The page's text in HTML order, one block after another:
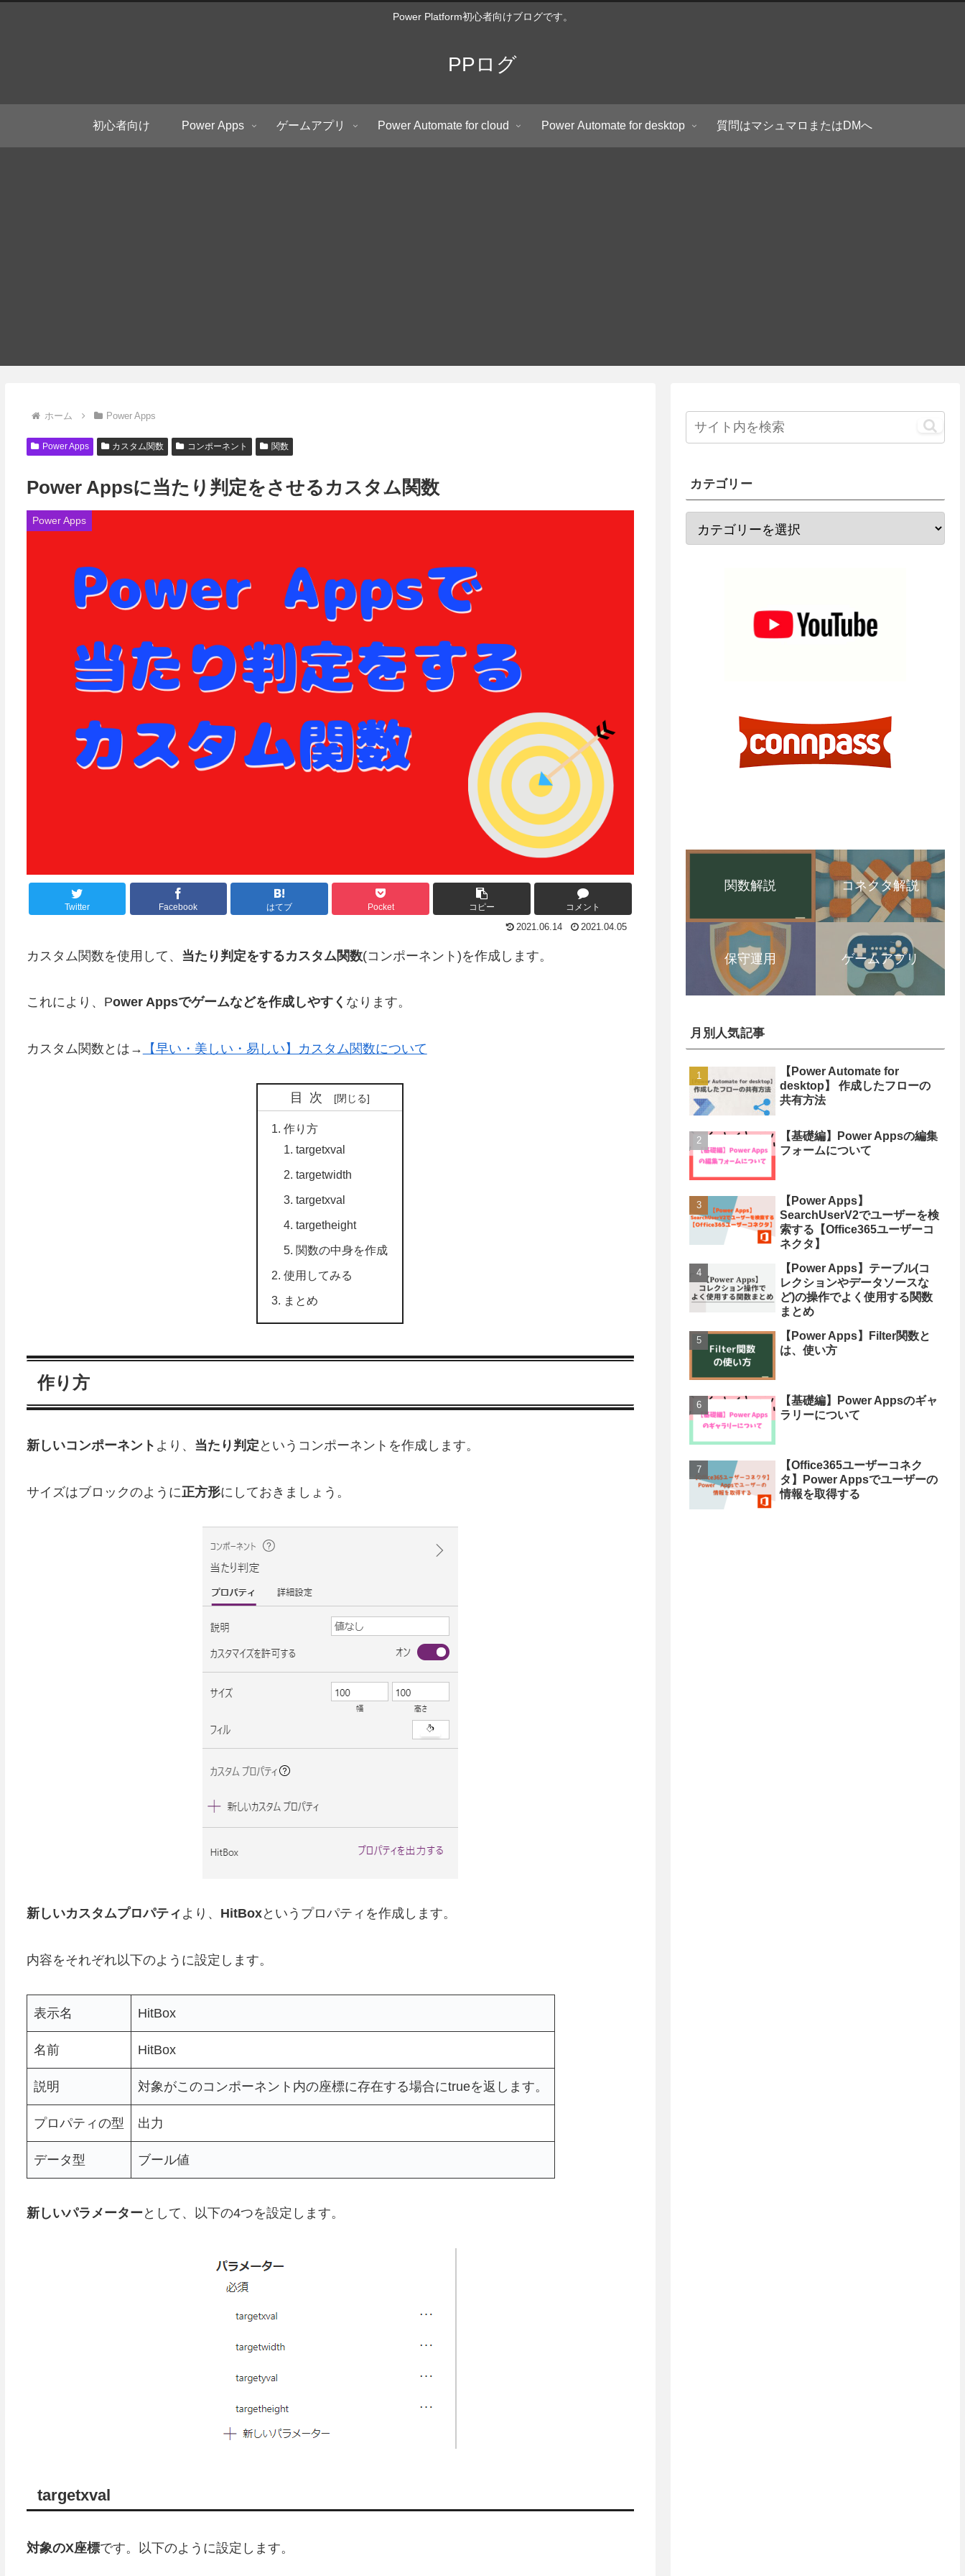
Power Platform初心者向けブログです。
PPログ
初心者向け Power Apps ゲームアプリ Power Automate for cloud Power Automate for desktop 質問はマシュマロまたはDMへ
ホーム Power Apps
Power Apps カスタム関数 コンポーネント 関数
Power Appsに当たり判定をさせるカスタム関数
Power Apps
Twitter Facebook はてブ Pocket コピー コメント
2021.06.14 2021.04.05
カスタム関数を使用して、 当たり判定をするカスタム関数(コンポーネント)を作成します。
これにより、Power Appsでゲームなどを作成しやすく なります。
カスタム関数とは→ 【早い・美しい・易しい】カスタム関数について
目次
作り方
targetxval
targetwidth
targetxval
targetheight
関数の中身を作成
使用してみる
まとめ
作り方
新しいコンポーネント より、 当たり判定 というコンポーネントを作成します。
サイズはブロックのように正方形にしておきましょう。
新しいカスタムプロパティ より、 HitBoxというプロパティを作成します。
内容をそれぞれ以下のように設定します。
表示名 HitBox
名前 HitBox
説明 対象がこのコンポーネント内の座標に存在する場合にtrueを返します。
プロパティの型 出力
データ型 ブール値
新しいパラメーターとして、以下の4つを設定します。
targetxval
対象のX座標です。以下のように設定します。
カテゴリー
関数解説 コネクタ解説
保守運用 ゲームアプリ
月別人気記事
【Power Automate for
desktop】 作成したフローの
共有方法
【基礎編】Power Appsの編集
フォームについて
【Power Apps】
SearchUserV2でユーザーを検
索する【Office365ユーザーコ
ネクタ】
【Power Apps】テーブル(コ
レクションやデータソースな
ど)の操作でよく使用する関数
まとめ
【Power Apps】Filter関数と
は、使い方
【基礎編】Power Appsのギャ
ラリーについて
【Office365ユーザーコネク
タ】Power Appsでユーザーの
情報を取得する